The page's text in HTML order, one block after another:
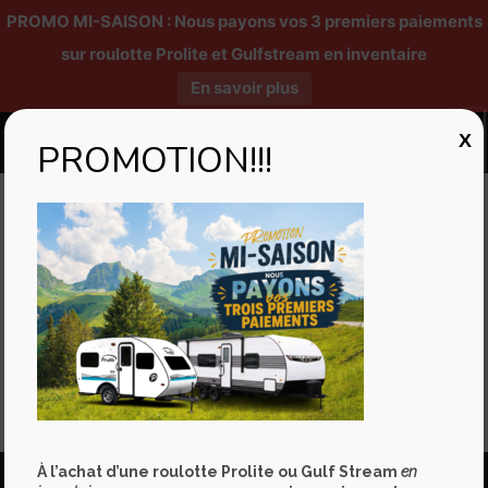
PROMO MI-SAISON : Nous payons vos 3 premiers paiements
sur roulotte Prolite et Gulfstream en inventaire
En savoir plus
Published by Mélanie Godin at 31/05/2022
Marco Boudreault nous conseille sur l’entretien du chauffe-
eau extérieur
Partager
PROMOTION!!!
À l’achat d’une roulotte Prolite ou Gulf Streamen
X